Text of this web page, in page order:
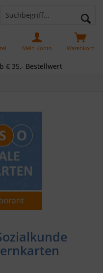
€ 35,- Bestellwert
Warenkorb
Mein Konto